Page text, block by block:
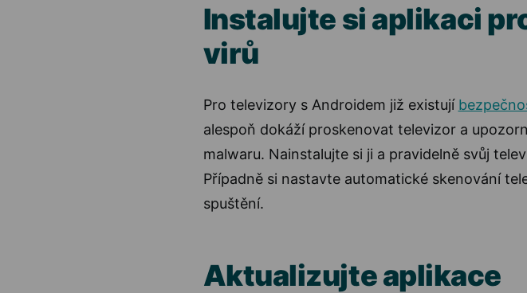
Instalujte si aplikaci
virů
Pro televizory s Androidem již existují
alespoň dokáží proskenovat televizor a
malwaru. Nainstalujte si ji a pravidelně svůj
Případně si nastavte automatické skenování
spuštění.
Aktualizujte aplikace